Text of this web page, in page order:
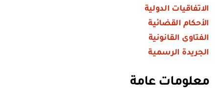
الاتفاقيات الدولية
الأحكام القضائية
الفتاوى القانونية
الجريدة الرسمية
معلومات عامة